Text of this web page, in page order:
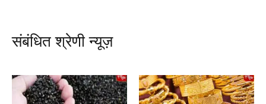
संबंधित श्रेणी न्यूज़